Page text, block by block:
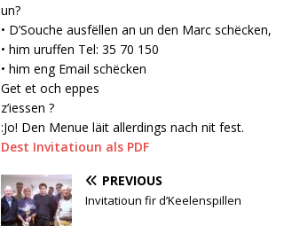
un?
• D’Souche ausfëllen an un den Marc schëcken,
• him uruffen Tel: 35 70 150
• him eng Email schëcken
Get et och eppes
z’iessen ?
:Jo! Den Menue läit allerdings nach nit fest.
Dest Invitatioun als PDF
PREVIOUS
Invitatioun fir d’Keelenspillen